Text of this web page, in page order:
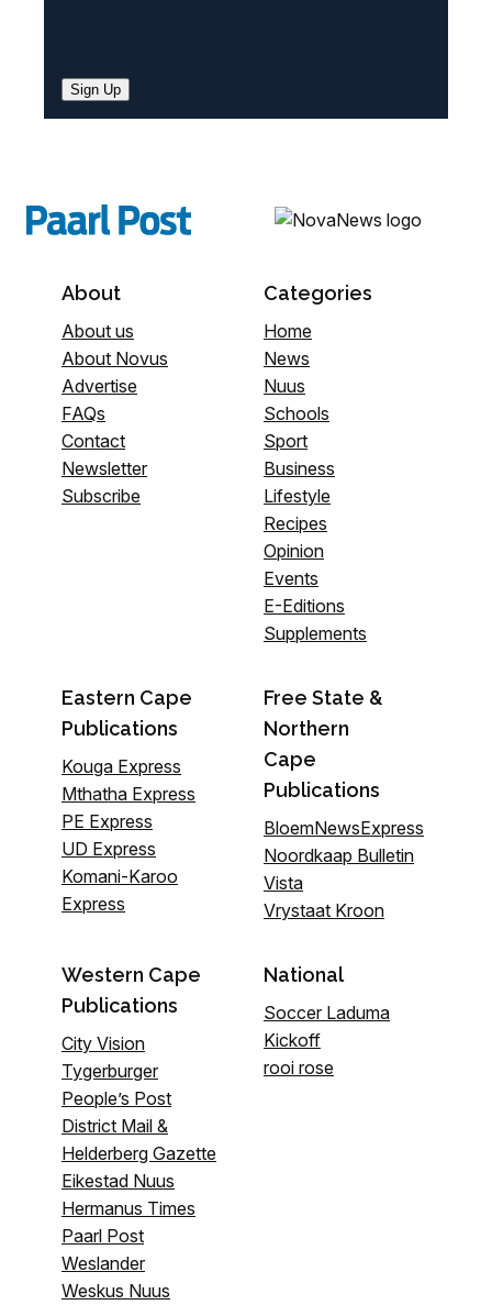
Sign Up
About
About us
About Novus
Advertise
FAQs
Contact
Newsletter
Subscribe
Categories
Home
News
Nuus
Schools
Sport
Business
Lifestyle
Recipes
Opinion
Events
E-Editions
Supplements
Eastern Cape
Publications
Kouga Express
Mthatha Express
PE Express
UD Express
Komani-Karoo
Express
Free State &
Northern
Cape
Publications
BloemNewsExpress
Noordkaap Bulletin
Vista
Vrystaat Kroon
Western Cape
Publications
City Vision
Tygerburger
People’s Post
District Mail &
Helderberg Gazette
Eikestad Nuus
Hermanus Times
Paarl Post
Weslander
Weskus Nuus
National
Soccer Laduma
Kickoff
rooi rose